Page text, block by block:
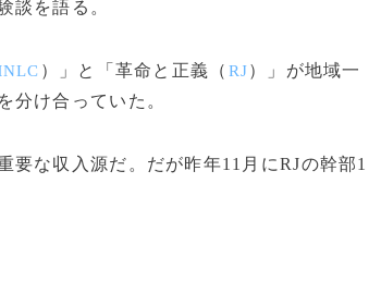
談を語る。
）」と「革命と正義（ RJ）」が地域一
分け合っていた。
な収入源だ。だが昨年11月にRJの幹部1